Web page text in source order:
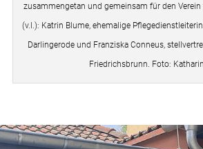
zusammengetan und gemeinsam für den
(v.l.): Katrin Blume, ehemalige
Darlingerode und Franziska Conneus,
Friedrichsbrunn. Foto: